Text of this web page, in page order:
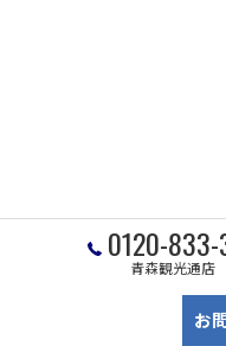
0120-833-
青森観光通店
お